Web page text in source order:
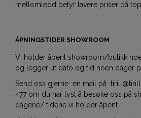
mellomledd betyr lavere priser på
ÅPNINGSTIDER SHOWROOM
Vi holder åpent showroom/butikk
og legger ut dato og tid noen dager
Send oss gjerne en mail på
477 om du har lyst å besøke oss på
dagene/ tidene vi holder åpent.